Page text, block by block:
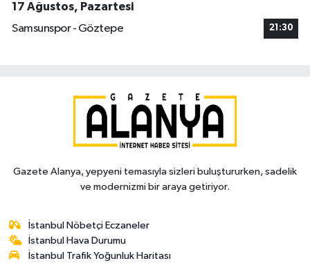
17 Ağustos, Pazartesi
Samsunspor - Göztepe
21:30
Gazete Alanya, yepyeni temasıyla sizleri buluştururken, sadelik
ve modernizmi bir araya getiriyor.
İstanbul Nöbetçi Eczaneler
İstanbul Hava Durumu
İstanbul Trafik Yoğunluk Haritası